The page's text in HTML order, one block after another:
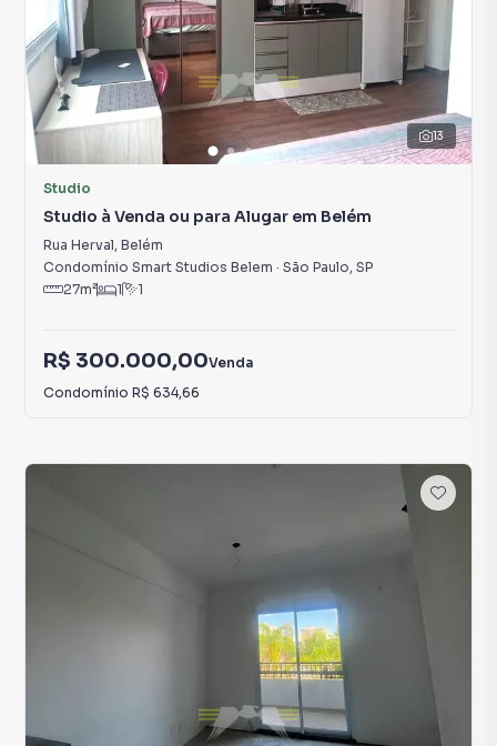
13
Studio
Studio à Venda ou para Alugar em Belém
Rua Herval, Belém
Condomínio Smart Studios Belem · São Paulo, SP
27m² 1 1
R$ 300.000,00Venda
Condomínio R$ 634,66